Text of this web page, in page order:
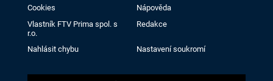
Cookies
Nápověda
Vlastník FTV Prima spol. s
r.o.
Redakce
Nahlásit chybu Nastavení soukromí